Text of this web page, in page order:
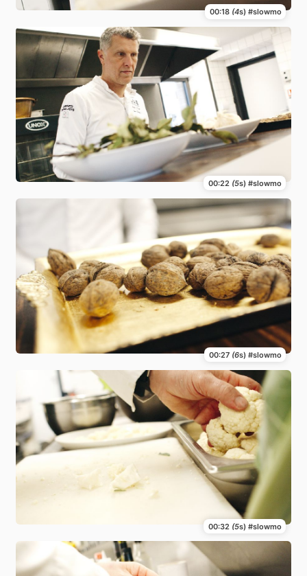
00:18 (4s) #slowmo
00:22 (5s) #slowmo
00:27 (6s) #slowmo
00:32 (5s) #slowmo